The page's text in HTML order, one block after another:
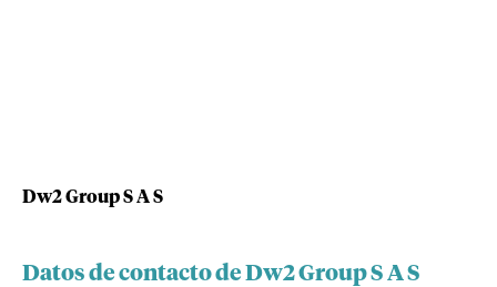
Dw2 Group S A S
Datos de contacto de Dw2 Group S A S